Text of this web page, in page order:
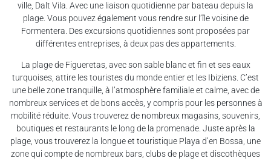
ville, Dalt Vila. Avec une liaison quotidienne par bateau depuis la
plage. Vous pouvez également vous rendre sur l’île voisine de
Formentera. Des excursions quotidiennes sont proposées par
différentes entreprises, à deux pas des appartements.
La plage de Figueretas, avec son sable blanc et fin et ses eaux
turquoises, attire les touristes du monde entier et les Ibiziens. C’est
une belle zone tranquille, à l’atmosphère familiale et calme, avec de
nombreux services et de bons accès, y compris pour les personnes à
mobilité réduite. Vous trouverez de nombreux magasins, souvenirs,
boutiques et restaurants le long de la promenade. Juste après la
plage, vous trouverez la longue et touristique Playa d’en Bossa, une
zone qui compte de nombreux bars, clubs de plage et discothèques